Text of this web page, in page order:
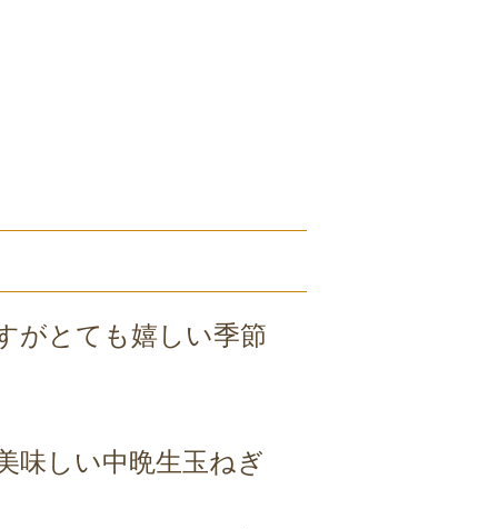
がとても嬉しい季節
味しい中晩生玉ねぎ